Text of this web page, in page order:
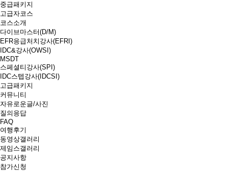
중급패키지
고급자코스
코스소개
다이브마스터(D/M)
EFR응급처치강사(EFRI)
IDC&강사(OWSI)
MSDT
스페셜티강사(SPI)
IDC스텝강사(IDCSI)
고급패키지
커뮤니티
자유로운글/사진
질의응답
FAQ
여행후기
동영상갤러리
제임스갤러리
공지사항
참가신청